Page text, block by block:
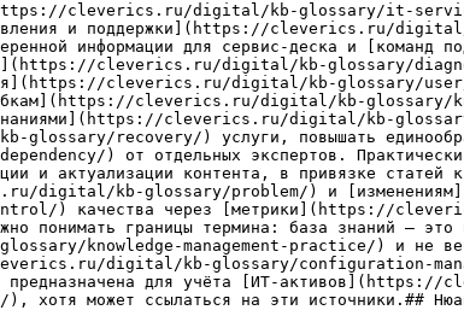
cleverics.ru/digital/kb-glossary/it-
и поддержки](https://cleverics.ru/
информации для сервис-деска и [команд
cleverics.ru/digital/kb-glossary/
cleverics.ru/digital/kb-glossary/user/),
cleverics.ru/digital/kb-glossary/
cleverics.ru/digital/kb-glossary/
recovery/) услуги, повышать
) от отдельных экспертов. Практически
контента, в привязке статей к
digital/kb-glossary/problem/) и
) качества через [метрики](https://
границы термина: база знаний — это
knowledge-management-practice/) и не
digital/kb-glossary/configuration-
для учёта [ИТ-
может ссылаться на эти источники.##